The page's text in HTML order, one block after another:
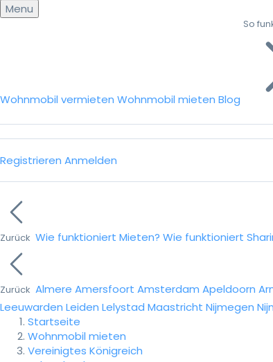
Menu
Wohnmobil vermieten Wohnmobil mieten Blog
So
Registrieren Anmelden
Zurück Wie funktioniert Mieten? Wie funktioniert
Zurück Almere Amersfoort Amsterdam Apeldoorn
Leeuwarden Leiden Lelystad Maastricht Nijmegen
Startseite
Wohnmobil mieten
Vereinigtes Königreich